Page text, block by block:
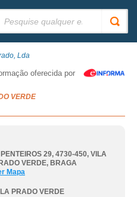
Lda
oferecida por
VERDE
PENTEIROS 29, 4730-450, VILA
VERDE, BRAGA
Mapa
PRADO VERDE